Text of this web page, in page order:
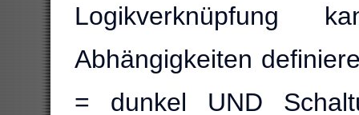
Logikverknüpfung
Abhängigkeiten
= dunkel UND